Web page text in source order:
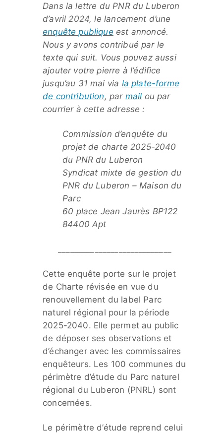
Dans la lettre du PNR du Luberon
d’avril 2024, le lancement d’une
enquête publique est annoncé.
Nous y avons contribué par le
texte qui suit. Vous pouvez aussi
ajouter votre pierre à l’édifice
jusqu’au 31 mai via la plate-forme
de contribution, par mail ou par
courrier à cette adresse :
Commission d’enquête du
projet de charte 2025-2040
du PNR du Luberon
Syndicat mixte de gestion du
PNR du Luberon – Maison du
Parc
60 place Jean Jaurès BP122
84400 Apt
Cette enquête porte sur le projet
de Charte révisée en vue du
renouvellement du label Parc
naturel régional pour la période
2025-2040. Elle permet au public
de déposer ses observations et
d’échanger avec les commissaires
enquêteurs. Les 100 communes du
périmètre d’étude du Parc naturel
régional du Luberon (PNRL) sont
concernées.
Le périmètre d’étude reprend celui